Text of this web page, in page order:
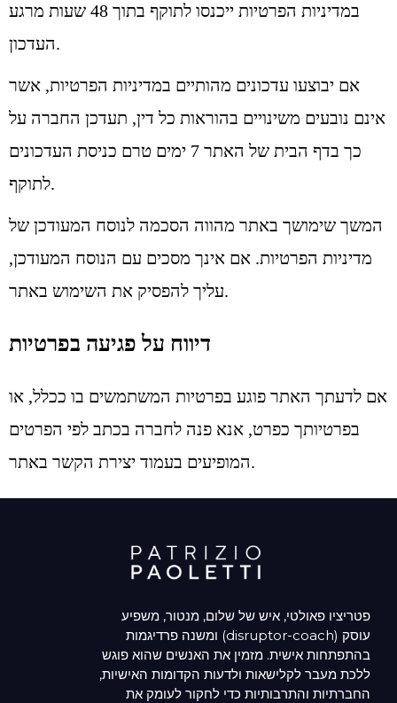
במדיניות הפרטיות ייכנסו לתוקף בתוך 48 שעות מרגע
העדכון.
אם יבוצעו עדכונים מהותיים במדיניות הפרטיות, אשר
אינם נובעים משינויים בהוראות כל דין, תעדכן החברה על
כך בדף הבית של האתר 7 ימים טרם כניסת העדכונים
לתוקף.
המשך שימושך באתר מהווה הסכמה לנוסח המעודכן של
מדיניות הפרטיות. אם אינך מסכים עם הנוסח המעודכן,
עליך להפסיק את השימוש באתר.
דיווח על פגיעה בפרטיות
אם לדעתך האתר פוגע בפרטיות המשתמשים בו ככלל, או
בפרטיותך כפרט, אנא פנה לחברה בכתב לפי הפרטים
המופיעים בעמוד יצירת הקשר באתר.
פטריציו פאולטי, איש של שלום, מנטור, משפיע
ומשנה פרדיגמות (disruptor-coach) עוסק
בהתפתחות אישית. מזמין את האנשים שהוא פוגש
ללכת מעבר לקלישאות ולדעות הקדומות האישיות,
החברתיות והתרבותיות כדי לחקור לעומק את